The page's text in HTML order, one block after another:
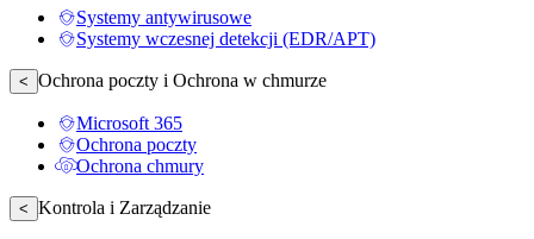
Systemy antywirusowe
Systemy wczesnej detekcji (EDR/APT)
< Ochrona poczty i Ochrona w chmurze
Microsoft 365
Ochrona poczty
Ochrona chmury
< Kontrola i Zarządzanie